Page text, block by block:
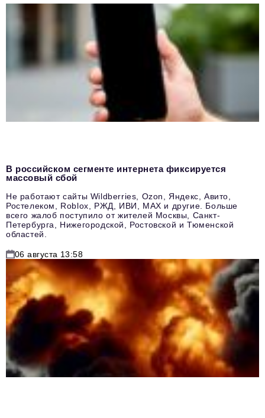
В российском сегменте интернета фиксируется
массовый сбой
Не работают сайты Wildberries, Ozon, Яндекс, Авито,
Ростелеком, Roblox, РЖД, ИВИ, MAX и другие. Больше
всего жалоб поступило от жителей Москвы, Санкт-
Петербурга, Нижегородской, Ростовской и Тюменской
областей.
06 августа 13:58